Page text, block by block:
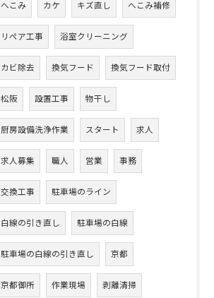
へこみ カケ キズ直し へこみ補修
リペア工事 浴室クリーニング
カビ除去 換気フード 換気フード取付
松阪 設置工事 物干し
厨房設備洗浄作業 スタート 求人
求人募集 職人 営業 事務
交換工事 駐車場のライン
白線の引き直し 駐車場の白線
駐車場の白線の引き直し 京都
京都御所 作業現場 剥離清掃